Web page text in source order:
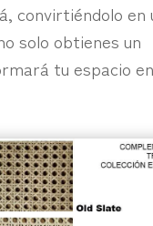
convirtiéndolo en
solo obtienes un
tu espacio en